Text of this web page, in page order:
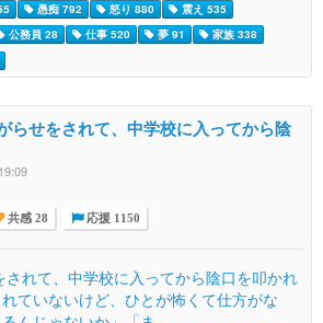
愚痴 792 怒り 880
震え 535
公務員 28 仕事 520 夢 91
家族 338
らせをされて、中学校に入ってから陰
共感 28 応援 1150
れて、中学校に入ってから陰口を叩かれ
ていないけど、ひとが怖くて仕方がな